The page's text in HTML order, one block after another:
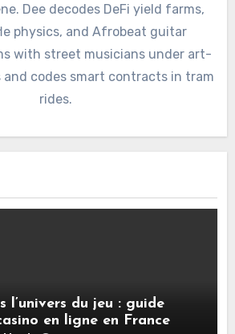
Dee decodes DeFi yield farms,
physics, and Afrobeat guitar
with street musicians under art-
and codes smart contracts in tram
rides.
l’univers du jeu : guide
en ligne en France